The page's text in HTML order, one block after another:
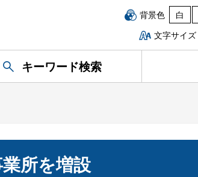
背景色 白
文字サイズ
キーワード検索
所を増設